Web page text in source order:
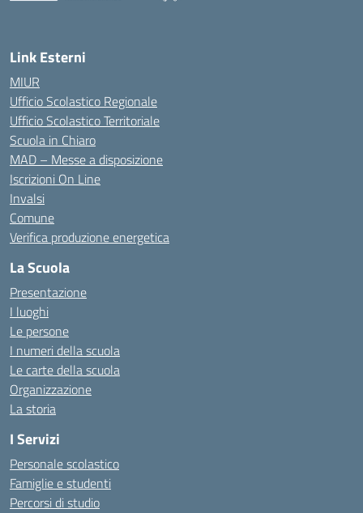
Link Esterni
MIUR
Ufficio Scolastico Regionale
Ufficio Scolastico Territoriale
Scuola in Chiaro
MAD – Messe a disposizione
Iscrizioni On Line
Invalsi
Comune
Verifica produzione energetica
La Scuola
Presentazione
I luoghi
Le persone
I numeri della scuola
Le carte della scuola
Organizzazione
La storia
I Servizi
Personale scolastico
Famiglie e studenti
Percorsi di studio